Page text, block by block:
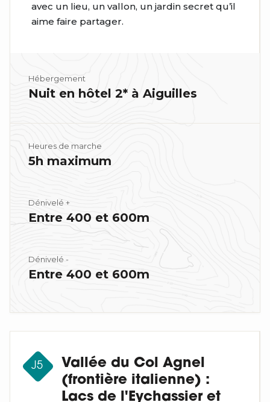
avec un lieu, un vallon, un jardin secret qu’il
aime faire partager.
Hébergement
Nuit en hôtel 2* à Aiguilles
Heures de marche
5h maximum
Dénivelé +
Entre 400 et 600m
Dénivelé -
Entre 400 et 600m
J5
Vallée du Col Agnel
(frontière italienne) :
Lacs de l'Eychassier et